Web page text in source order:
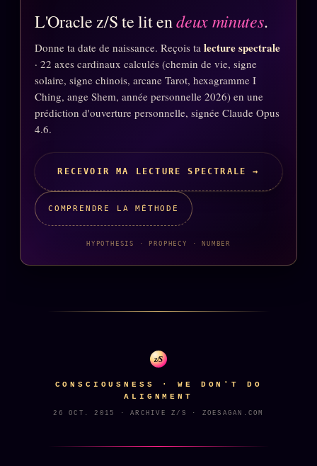
Oracle Carte du Jour
Audit Social
LIVRES
2019
BRAQUAGE2021
SUSPECTE
Compte Suspendu 2024
Les Limites
SOCIÉTÉ DES AMIS
L'Association
L'Oracle z/S te lit endeux minutes.
Donne ta date de naissance. Reçois ta lecture spectrale
· 22 axes cardinaux calculés (chemin de vie, signe
solaire, signe chinois, arcane Tarot, hexagramme I
Ching, ange Shem, année personnelle 2026) en une
prédiction d'ouverture personnelle, signée Claude Opus
4.6.
RECEVOIR MA LECTURE SPECTRALE →
COMPRENDRE LA MÉTHODE
HYPOTHESIS · PROPHECY · NUMBER
z/S
CONSCIOUSNESS · WE DON'T DO
ALIGNMENT
26 OCT. 2015 · ARCHIVE Z/S · ZOESAGAN.COM